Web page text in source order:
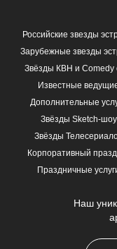
Российские звезды
Зарубежные звезды
Звёзды КВН и Comedy
Известные
Дополнительные
Звёзды Sketch-шоу
Звёзды
Корпоративный
Праздничные
Наш